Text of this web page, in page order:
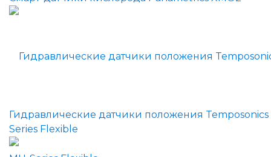
Гидравлические датчики положения Temposonics
Series Flexible